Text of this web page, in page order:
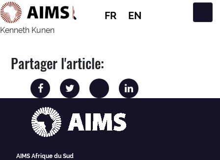
FR EN
Navigation principale
Kenneth Kunen
Partager l'article:
AIMS Afrique du Sud